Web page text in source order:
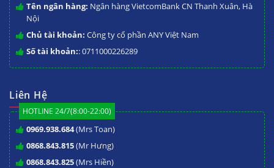
Tên ngân hàng: Ngân hàng VietcomBank CN Thanh Xuân, Hà
Nội
Chủ tài khoản: Công ty cổ phần ANY Việt Nam
Số tài khoản:: 0711000226289
Liên Hệ
HOTLINE 24/7(8:00-22:00)
0969.938.684(Mrs Toan)
0868.843.815(Mr Hưng)
0868.843.825(Mrs Hiền)